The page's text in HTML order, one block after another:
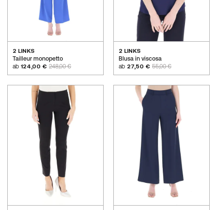
2 LINKS
Tailleur monopetto
ab 124,00 € 248,00 €
2 LINKS
Blusa in viscosa
ab 27,50 € 55,00 €